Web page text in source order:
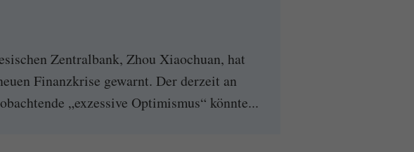
Zentralbank, Zhou Xiaochuan, hat
Finanzkrise gewarnt. Der derzeit an
„exzessive Optimismus“ könnte...